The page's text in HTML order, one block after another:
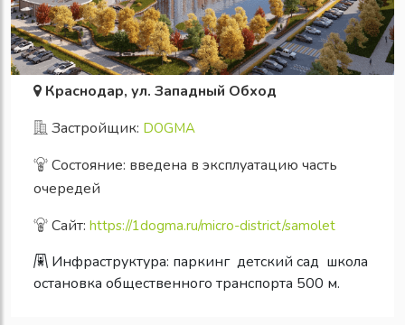
Краснодар, ул. Западный Обход
Застройщик: DOGMA
Состояние: введена в эксплуатацию часть
очередей
Сайт: https://1dogma.ru/micro-district/samolet
Инфраструктура: паркинг детский сад школа
остановка общественного транспорта 500 м.